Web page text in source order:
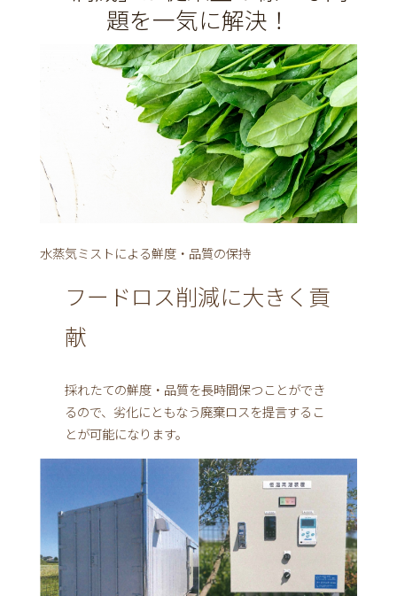
題を一気に解決！
水蒸気ミストによる鮮度・品質の保持
フードロス削減に大きく貢
献
採れたての鮮度・品質を長時間保つことができ
るので、劣化にともなう廃棄ロスを提言するこ
とが可能になります。